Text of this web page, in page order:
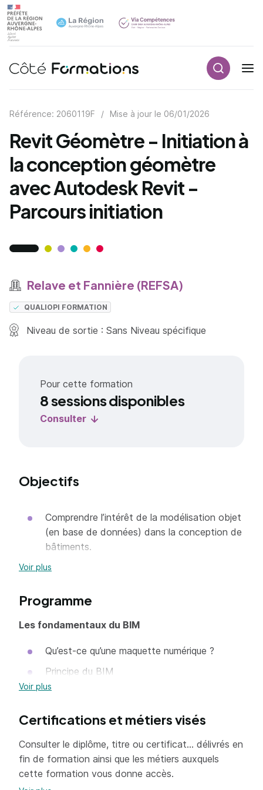
Navigation principale
Référence: 2060119F / Mise à jour le 06/01/2026
Revit Géomètre - Initiation à
la conception géomètre
avec Autodesk Revit -
Parcours initiation
Relave et Fannière (REFSA)
QUALIOPI FORMATION
Niveau de sortie : Sans Niveau spécifique
Pour cette formation
8 sessions disponibles
Consulter
Objectifs
Comprendre l’intérêt de la modélisation objet
(en base de données) dans la conception de
bâtiments.
Maîtriser l’interface utilisateur de Revit.
leurs propriétés.
Construire et gérer les requêtes d’affichage
Savoir générer la documentation projet.
et une structure simples.
Modéliser une surface topographique à partir
Partager les coordonnées du projet avec
l’ensemble des acteurs de la maquette
numérique.
Voir plus
Programme
Les fondamentaux du BIM
Qu’est-ce qu’une maquette numérique ?
Principe du BIM
Méthodologies de collaboration partielle ou
Panorama des outils BIM
Le BIM dans Revit, Concepts de base
Voir plus
Certifications et métiers visés
Consulter le diplôme, titre ou certificat... délivrés en
fin de formation ainsi que les métiers auxquels
cette formation vous donne accès.